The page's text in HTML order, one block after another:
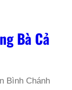
Bà Cả
Bình Chánh